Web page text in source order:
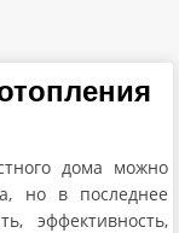
дома можно
но в последнее
эффективность,